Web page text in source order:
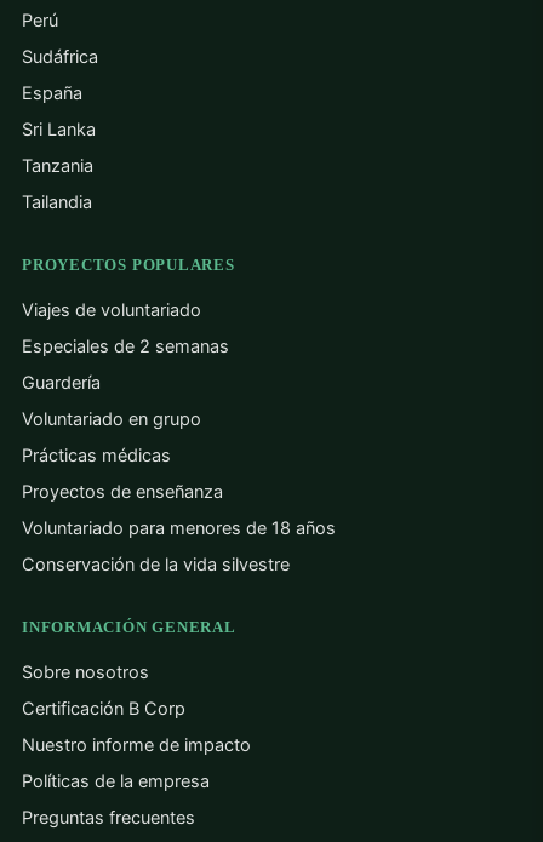
Perú
Sudáfrica
España
Sri Lanka
Tanzania
Tailandia
PROYECTOS POPULARES
Viajes de voluntariado
Especiales de 2 semanas
Guardería
Voluntariado en grupo
Prácticas médicas
Proyectos de enseñanza
Voluntariado para menores de 18 años
Conservación de la vida silvestre
INFORMACIÓN GENERAL
Sobre nosotros
Certificación B Corp
Nuestro informe de impacto
Políticas de la empresa
Preguntas frecuentes